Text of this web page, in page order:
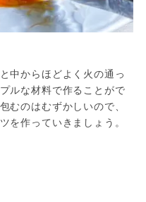
中からほどよく火の通っ
ルな材料で作ることがで
むのはむずかしいので、
を作っていきましょう。